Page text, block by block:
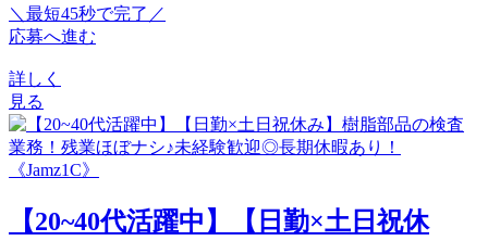
＼最短45秒で完了／
応募へ進む
詳しく
見る
【20~40代活躍中】【日勤×土日祝休